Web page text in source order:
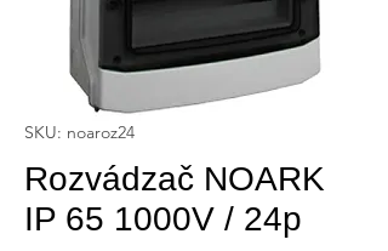
SKU: noaroz24
Rozvádzač NOARK
IP 65 1000V / 24p